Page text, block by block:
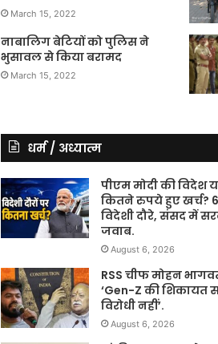
March 15, 2022
नाबालिग बेटियों को पुलिस ने
भुसावल से किया बरामद
March 15, 2022
धर्म / अध्यात्म
पीएम मोदी की विदेश
कितने रुपये हुए खर्च? 6
विदेशी दौरे, संसद में
जवाब.
August 6, 2026
RSS चीफ मोहन
‘Gen-Z की शिकायत
विरोधी नहीं’.
August 6, 2026